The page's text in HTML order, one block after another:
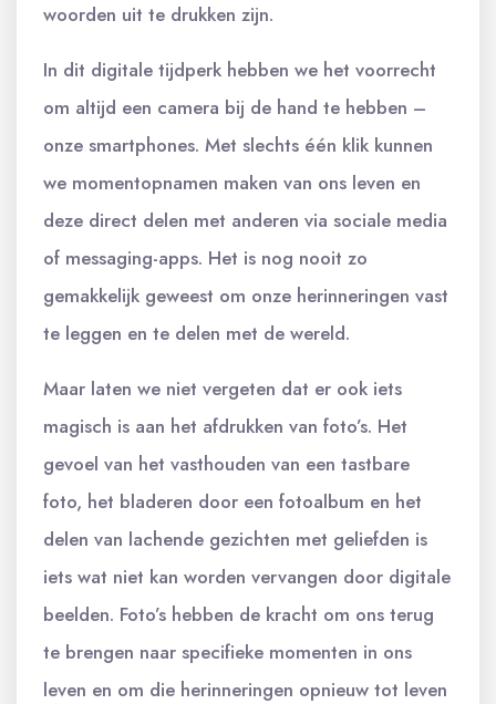
woorden uit te drukken zijn.
In dit digitale tijdperk hebben we het voorrecht
om altijd een camera bij de hand te hebben –
onze smartphones. Met slechts één klik kunnen
we momentopnamen maken van ons leven en
deze direct delen met anderen via sociale media
of messaging-apps. Het is nog nooit zo
gemakkelijk geweest om onze herinneringen vast
te leggen en te delen met de wereld.
Maar laten we niet vergeten dat er ook iets
magisch is aan het afdrukken van foto’s. Het
gevoel van het vasthouden van een tastbare
foto, het bladeren door een fotoalbum en het
delen van lachende gezichten met geliefden is
iets wat niet kan worden vervangen door digitale
beelden. Foto’s hebben de kracht om ons terug
te brengen naar specifieke momenten in ons
leven en om die herinneringen opnieuw tot leven